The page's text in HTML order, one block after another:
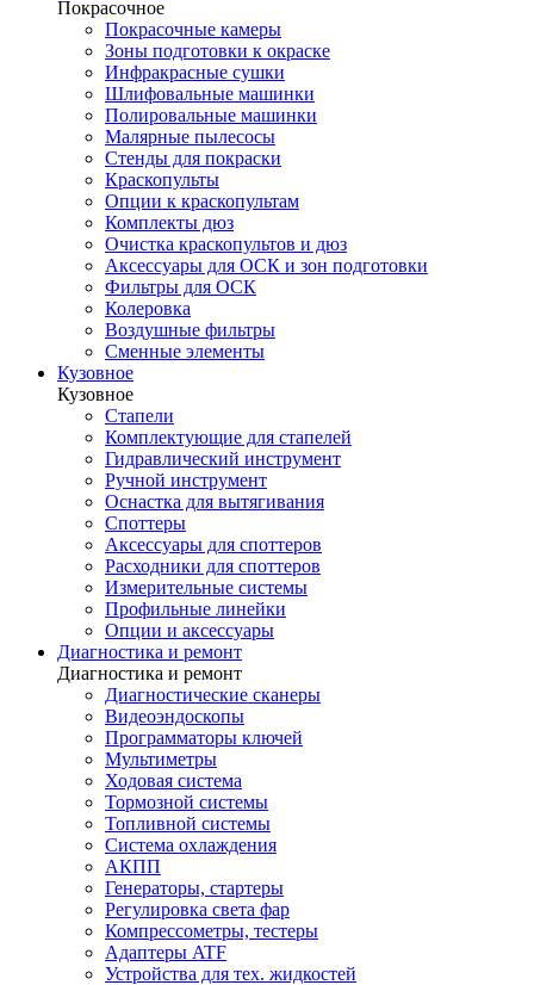
Покрасочное
Покрасочные камеры
Зоны подготовки к окраске
Инфракрасные сушки
Шлифовальные машинки
Полировальные машинки
Малярные пылесосы
Стенды для покраски
Краскопульты
Опции к краскопультам
Комплекты дюз
Очистка краскопультов и дюз
Аксессуары для ОСК и зон подготовки
Фильтры для ОСК
Колеровка
Воздушные фильтры
Сменные элементы
Кузовное
Кузовное
Стапели
Комплектующие для стапелей
Гидравлический инструмент
Ручной инструмент
Оснастка для вытягивания
Споттеры
Аксессуары для споттеров
Расходники для споттеров
Измерительные системы
Профильные линейки
Опции и аксессуары
Диагностика и ремонт
Диагностика и ремонт
Диагностические сканеры
Видеоэндоскопы
Программаторы ключей
Мультиметры
Ходовая система
Тормозной системы
Топливной системы
Система охлаждения
АКПП
Генераторы, стартеры
Регулировка света фар
Компрессометры, тестеры
Адаптеры ATF
Устройства для тех. жидкостей